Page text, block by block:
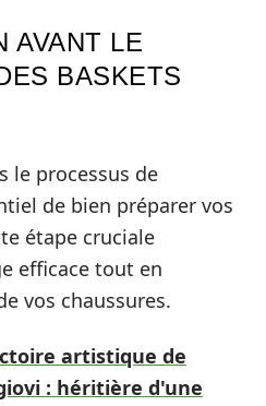
AVANT LE
BASKETS
le processus de
de bien préparer vos
étape cruciale
efficace tout en
vos chaussures.
artistique de
: héritière d'une